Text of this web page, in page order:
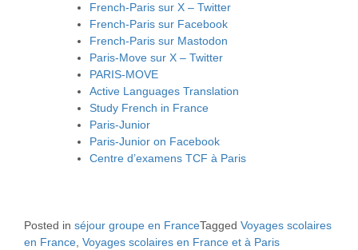
French-Paris sur X – Twitter
French-Paris sur Facebook
French-Paris sur Mastodon
Paris-Move sur X – Twitter
PARIS-MOVE
Active Languages Translation
Study French in France
Paris-Junior
Paris-Junior on Facebook
Centre d’examens TCF à Paris
Posted in séjour groupe en FranceTagged Voyages scolaires
en France Voyages scolaires en France et à Paris